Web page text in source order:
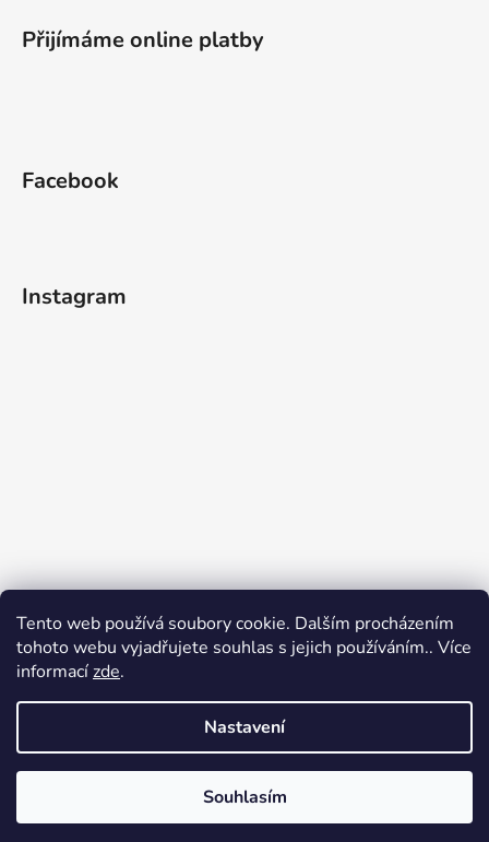
Tento web používá soubory cookie. Dalším procházením
tohoto webu vyjadřujete souhlas s jejich používáním.. Více
informacízde.
Nastavení
Souhlasím
Přijímáme online platby
Facebook
Instagram
Vytvořil Shoptet
Radost oblékat
vyhrazena.Upravit nastavení cookies